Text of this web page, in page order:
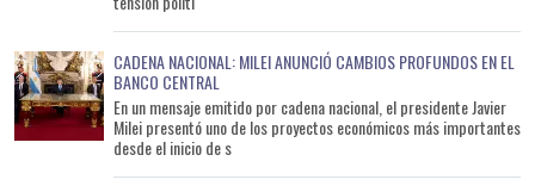
CADENA NACIONAL: MILEI ANUNCIÓ CAMBIOS PROFUNDOS EN EL
BANCO CENTRAL
En un mensaje emitido por cadena nacional, el presidente Javier
Milei presentó uno de los proyectos económicos más importantes
desde el inicio de s